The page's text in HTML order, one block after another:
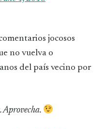
jocosos
no vuelva o
del país vecino por